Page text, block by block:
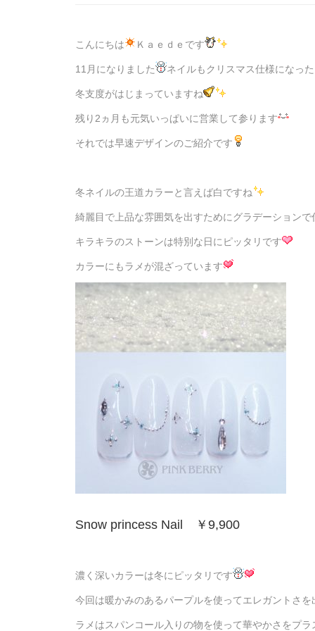
こんにちは Ｋａｅｄｅです
11月になりました ネイルもクリスマス仕様になった
冬支度がはじまっていますね
残り2ヵ月も元気いっぱいに営業して参ります
それでは早速デザインのご紹介です
冬ネイルの王道カラーと言えば白ですね
綺麗目で上品な雰囲気を出すためにグラデーションで
キラキラのストーンは特別な日にピッタリです
カラーにもラメが混ざっています
Snow princess Nail ￥9,900
濃く深いカラーは冬にピッタリです
今回は暖かみのあるパープルを使ってエレガントさを
ラメはスパンコール入りの物を使って華やかさをプラ